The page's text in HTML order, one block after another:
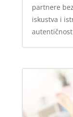
partnere
iskustva i